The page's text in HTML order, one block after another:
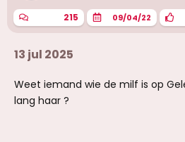
215 09/04/22
13 jul 2025
Weet iemand wie de milf is op
lang haar ?